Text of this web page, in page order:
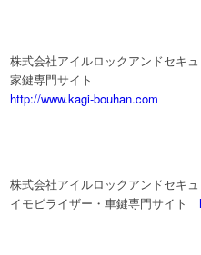
株式会社アイルロックアンドセキ
家鍵専門サイト
http://www.kagi-bouhan.com
株式会社アイルロックアンドセキ
イモビライザー・車鍵専門サイト